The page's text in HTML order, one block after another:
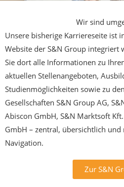
springen
Wir sind
Unsere bisherige Karriereseite ist
Website der S&N Group integriert
Sie dort alle Informationen zu
aktuellen Stellenangeboten,
Studienmöglichkeiten sowie zu
Gesellschaften S&N Group AG,
Abiscon GmbH, S&N Marktsoft
GmbH – zentral, übersichtlich
Navigation.
Zur S&N